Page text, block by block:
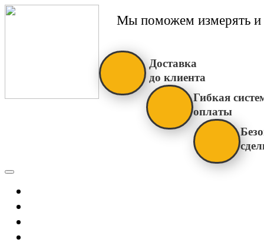
Мы поможем измерять и
Доставка
до клиента
Гибкая
оплаты